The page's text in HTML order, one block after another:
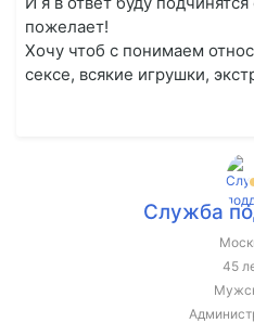
пожелает!
Хочу чтоб с понимаем
сексе, всякие игрушки,
Служба
45